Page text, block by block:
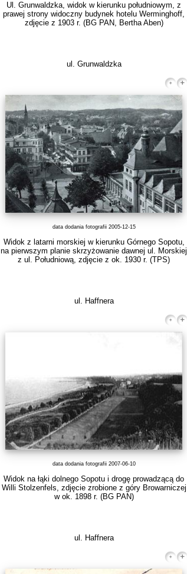
Ul. Grunwaldzka, widok w kierunku południowym, z
prawej strony widoczny budynek hotelu Werminghoff,
zdjęcie z 1903 r. (BG PAN, Bertha Aben)
ul. Grunwaldzka
data dodania fotografii 2005-12-15
Widok z latarni morskiej w kierunku Górnego Sopotu,
na pierwszym planie skrzyżowanie dawnej ul. Morskiej
z ul. Południową, zdjęcie z ok. 1930 r. (TPS)
ul. Haffnera
data dodania fotografii 2007-06-10
Widok na łąki dolnego Sopotu i drogę prowadzącą do
Willi Stolzenfels, zdjęcie zrobione z góry Browarniczej
w ok. 1898 r. (BG PAN)
ul. Haffnera